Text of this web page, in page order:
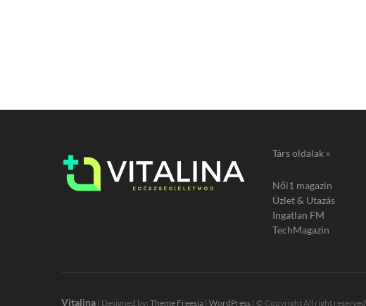
Társ oldalak »
Női1 magazin
Üzlet & Utazás
Ingatlan FM
TechMagazin
Vitalina | Designed by: Theme Freesia | WordPress | © Copyright All right reserved